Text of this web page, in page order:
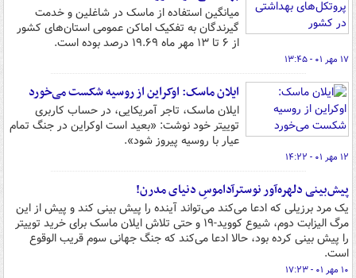
میانگین استفاده از ماسک در شاغلین و خدمت
گیرندگان به تفکیک اماکن عمومی استان‌های کشور
از ۶ تا ۱۳ مهر ماه ۱۹.۶۹ درصد بوده است.
۱۷ مهر ۰۱ - ۱۳:۴۵
ایلان ماسک: اوکراین از روسیه شکست می‌خورد
ایلان ماسک، تاجر آمریکایی، در حساب کاربری
توییتر خود نوشت: «بعید است اوکراین در جنگ تمام
عیار با روسیه پیروز شود».‌
۱۲ مهر ۰۱ - ۱۴:۲۲
پیش‌بینی دلهره‌آور نوسترآداموسِ دنیای مدرن!
یک مرد برزیلی که ادعا می‌کند می‌تواند آینده را پیش بینی کند و پیش از این
مرگ الیزابت دوم، شیوع کووید-۱۹ و حتی تلاش ایلان ماسک برای خرید توییتر
را پیش بینی کرده بود، حالا ادعا می‌کند که جنگ جهانی سوم قریب الوقوع
است.
۱۰ مهر ۰۱ - ۱۷:۲۳